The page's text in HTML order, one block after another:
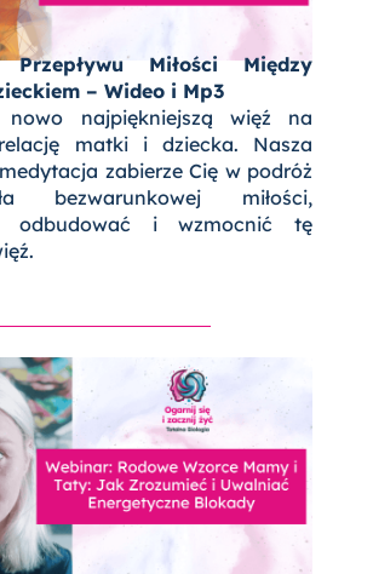
Przepływu Miłości Między
– Wideo i Mp3
najpiękniejszą więź na
matki i dziecka. Nasza
zabierze Cię w podróż
bezwarunkowej miłości,
odbudować i wzmocnić tę